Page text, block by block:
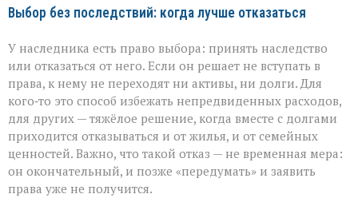
Выбор без последствий: когда лучше отказаться
У наследника есть право выбора: принять наследство
или отказаться от него. Если он решает не вступать в
права, к нему не переходят ни активы, ни долги. Для
кого‑то это способ избежать непредвиденных расходов,
для других — тяжёлое решение, когда вместе с долгами
приходится отказываться и от жилья, и от семейных
ценностей. Важно, что такой отказ — не временная мера:
он окончательный, и позже «передумать» и заявить
права уже не получится.